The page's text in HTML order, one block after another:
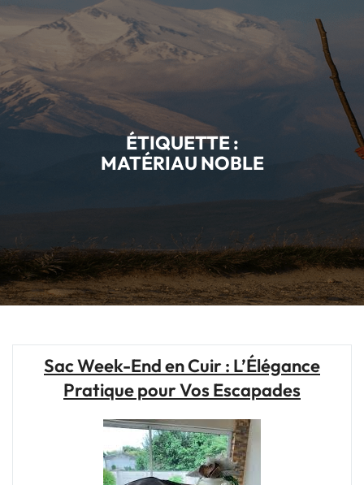
ÉTIQUETTE :
MATÉRIAU NOBLE
Sac Week-End en Cuir : L’Élégance
Pratique pour Vos Escapades